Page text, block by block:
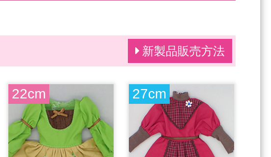
新製品販売方法
22cm 27cm